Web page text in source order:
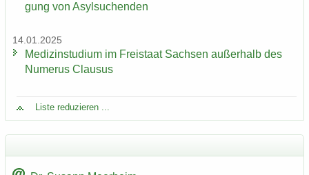
gung von Asyl­su­chen­den
14.01.2025
Me­di­zin­stu­di­um im Frei­staat Sach­sen au­ßer­halb des
Nu­me­rus Clau­sus
Liste re­du­zie­ren ...